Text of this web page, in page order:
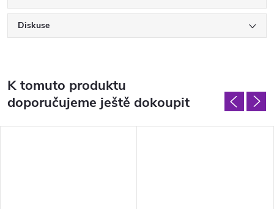
Diskuse
K tomuto produktu
doporučujeme ještě dokoupit